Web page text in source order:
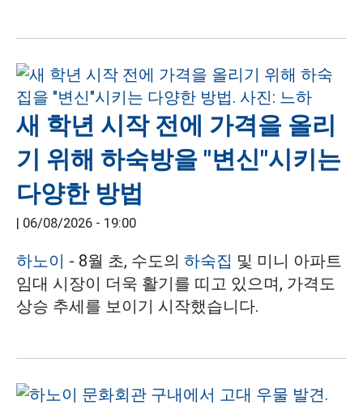
새 학년 시작 전에 가격을 올리
기 위해 하숙방을 "변신"시키는
다양한 방법
| 06/08/2026 - 19:00
하노이 - 8월 초, 수도의 하숙집 및 미니 아파트
임대 시장이 더욱 활기를 띠고 있으며, 가격도
상승 추세를 보이기 시작했습니다.